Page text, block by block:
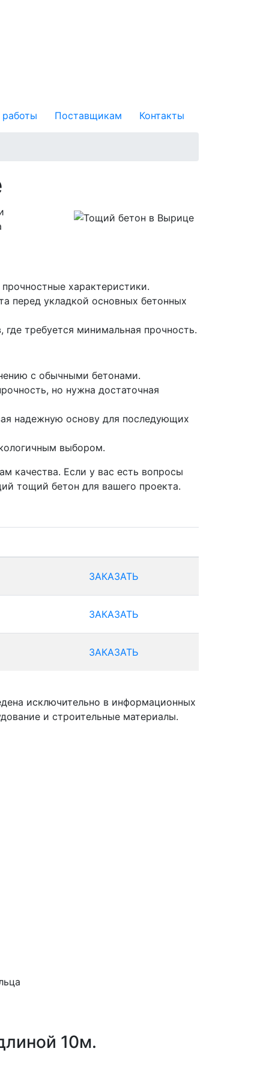
Поставщикам Контакты
характеристики.
перед укладкой основных бетонных
требуется минимальная прочность.
с обычными бетонами.
но нужна достаточная
надежную основу для последующих
выбором.
качества. Если у вас есть вопросы
тощий бетон для вашего проекта.
ЗАКАЗАТЬ
ЗАКАЗАТЬ
ЗАКАЗАТЬ
исключительно в информационных
и строительные материалы.
10м.